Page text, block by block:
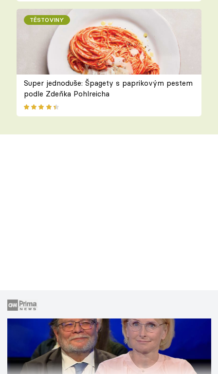
TĚSTOVINY
Super jednoduše: Špagety s paprikovým pestem
podle Zdeňka Pohlreicha